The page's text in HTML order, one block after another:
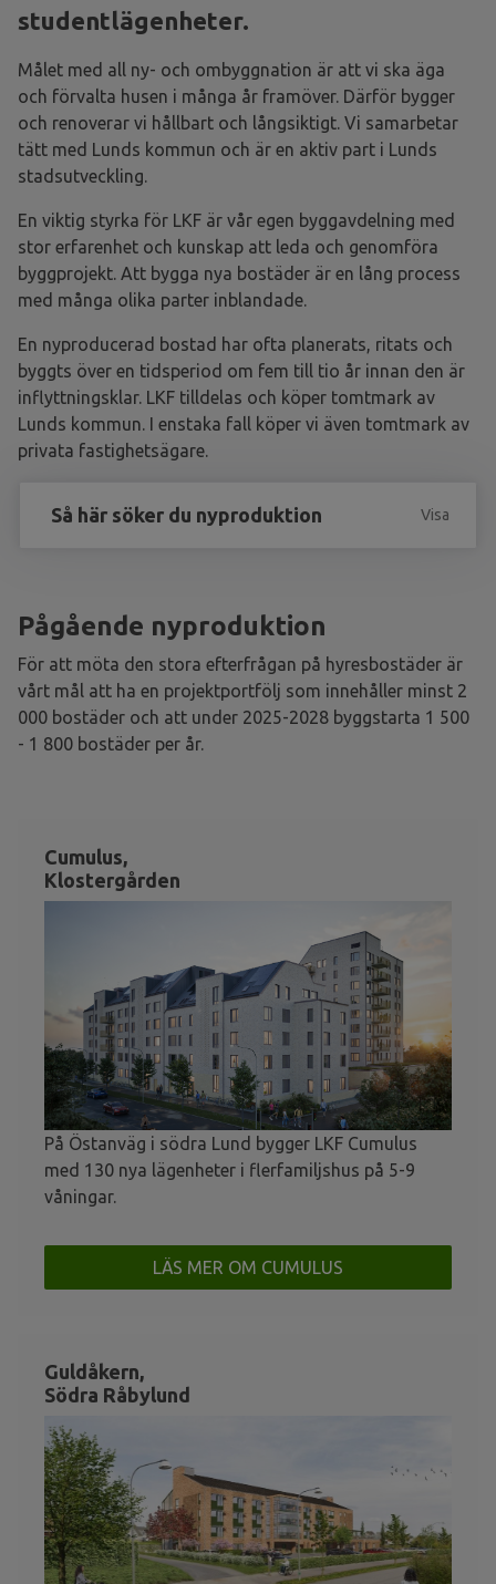
studentlägenheter.
Målet med all ny- och ombyggnation är att vi ska äga
och förvalta husen i många år framöver. Därför bygger
och renoverar vi hållbart och långsiktigt. Vi samarbetar
tätt med Lunds kommun och är en aktiv part i Lunds
stadsutveckling.
En viktig styrka för LKF är vår egen byggavdelning med
stor erfarenhet och kunskap att leda och genomföra
byggprojekt. Att bygga nya bostäder är en lång process
med många olika parter inblandade.
En nyproducerad bostad har ofta planerats, ritats och
byggts över en tidsperiod om fem till tio år innan den är
inflyttningsklar. LKF tilldelas och köper tomtmark av
Lunds kommun. I enstaka fall köper vi även tomtmark av
privata fastighetsägare.
Så här söker du nyproduktion Visa
Pågående nyproduktion
För att möta den stora efterfrågan på hyresbostäder är
vårt mål att ha en projektportfölj som innehåller minst 2
000 bostäder och att under 2025-2028 byggstarta 1 500
- 1 800 bostäder per år.
Cumulus,
Klostergården
På Östanväg i södra Lund bygger LKF Cumulus
med 130 nya lägenheter i flerfamiljshus på 5-9
våningar.
LÄS MER OM CUMULUS
Guldåkern,
Södra Råbylund